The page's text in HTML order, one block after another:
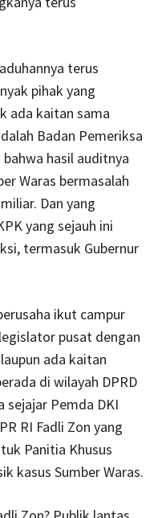
terus
pihak yang
ada kaitan sama
Badan Pemeriksa
hasil auditnya
Waras bermasalah
Dan yang
yang sejauh ini
termasuk Gubernur
ikut campur
pusat dengan
ada kaitan
di wilayah DPRD
sejajar Pemda DKI
RI Fadli Zon yang
Panitia Khusus
kasus Sumber Waras.